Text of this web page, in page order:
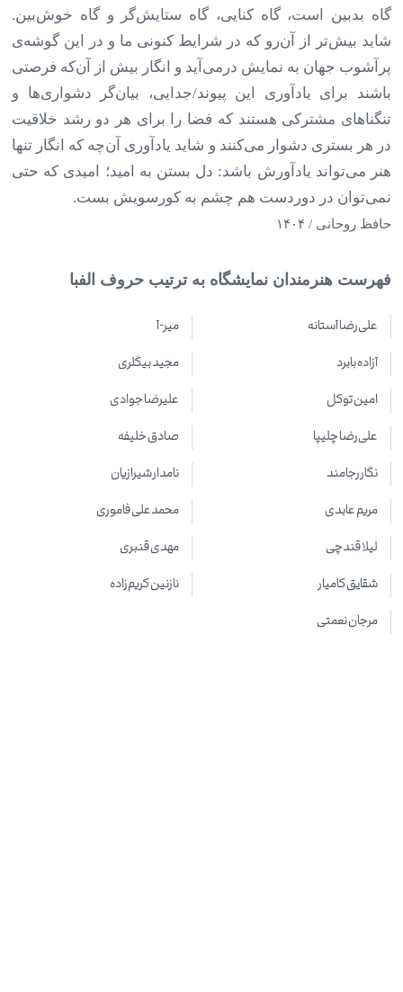
گاه بدبین است، گاه کنایی، گاه ستایش‌گر و گاه خوش‌بین.
شاید بیش‌تر از آن‌رو که در شرایط کنونی ما و در این گوشه‌ی
پرآشوب جهان به نمایش درمی‌آید و انگار بیش از آن‌که فرصتی
باشند برای یادآوری این پیوند/جدایی، بیان‌گر دشواری‌ها و
تنگناهای مشترکی هستند که فضا را برای هر دو رشد خلاقیت
در هر بستری دشوار می‌کنند و شاید یادآوری آن‌چه که انگار تنها
هنر می‌تواند یادآورش باشد: دل بستن به امید؛ امیدی که حتی
نمی‌توان در دوردست هم چشم به کورسویش بست.
حافظ روحانی / ۱۴۰۴
فهرست هنرمندان نمایشگاه به ترتیب حروف الفبا
علی‌رضا آستانه
میر-آ
آزاده بابرد
مجید بیگلری
امین توکل
علیرضا جوادی
علی‌رضا چلیپا
صادق خلیفه
نگار رجامند
نامدار شیرازیان
مریم عابدی
محمدعلی فاموری
لیلا قندچی
مهدی قنبری
شقایق کامیار
نازنین کریم‌زاده
مرجان نعمتی